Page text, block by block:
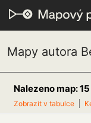
Mapy autora
Nalezeno map: 15
Zobrazit v tabulce